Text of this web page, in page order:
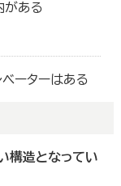
がある
ーターはある
構造となってい